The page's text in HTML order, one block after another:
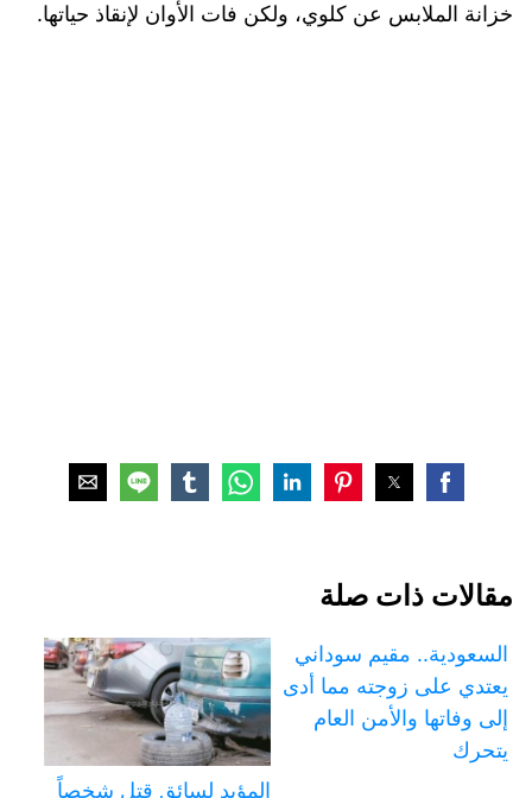
خزانة الملابس عن كلوي، ولكن فات الأوان لإنقاذ حياتها.
مقالات ذات صلة
السعودية.. مقيم سوداني
يعتدي على زوجته مما أدى
إلى وفاتها والأمن العام
يتحرك
المؤبد لسائق قتل شخصاً